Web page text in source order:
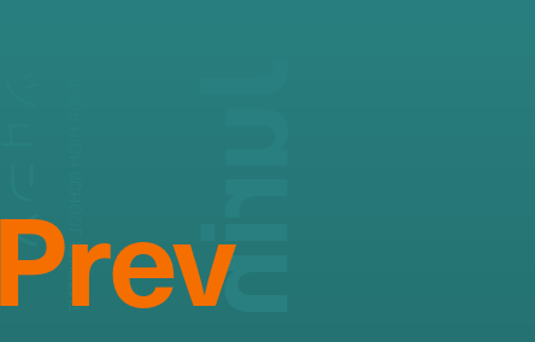
JUNIOR HIGH SCHOOL STUDENT Jurin